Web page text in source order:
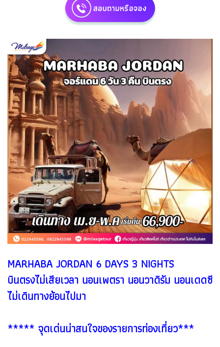
MARHABA JORDAN 6 DAYS 3 NIGHTS
บินตรงไม่เสียเวลา นอนเพตรา นอนวาดิรัม นอนเดดซี
ไม่เดินทางย้อนไปมา
***** จุดเด่นน่าสนใจของรายการท่องเที่ยว***